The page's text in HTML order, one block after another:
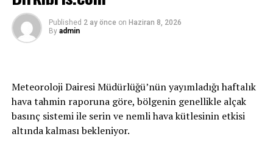
nesillere yapılan bir yatırımdır. Yapılacak her bağış,
verilecek her destek ve uzatılacak her yardım eli,
çocuklarımızın ve gençlerimizin geleceğine atılmış bir
projesine destek olmaya davet ediyoruz” dedi.
Birçok Meslek Dalında Eğitim Verilecek
Published 2 ay önce on Haziran 8, 2026
By admin
Meteoroloji Dairesi Müdürlüğü’nün yayımladığı haftalık
hava tahmin raporuna göre, bölgenin genellikle alçak
basınç sistemi ile serin ve nemli hava kütlesinin etkisi
altında kalması bekleniyor.